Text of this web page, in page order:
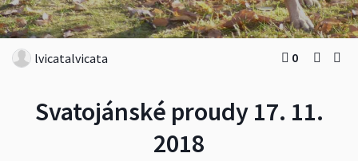
Svatojánské proudy 17. 11.
2018
lvicatalvicata 0